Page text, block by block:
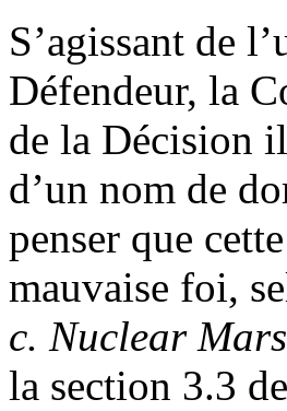
S’agissant de
Défendeur, la
de la Décision
d’un nom de
penser que
mauvaise foi,
c. Nuclear
la section 3.3